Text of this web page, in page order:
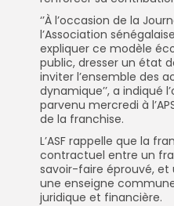
‘’À l’occasion de la
l’Association
expliquer ce modèle
public, dresser un état
inviter l’ensemble des
dynamique’’, a indiqué
parvenu mercredi à
de la franchise.
L’ASF rappelle que la
contractuel entre un
savoir-faire éprouvé,
une enseigne
juridique et financière.